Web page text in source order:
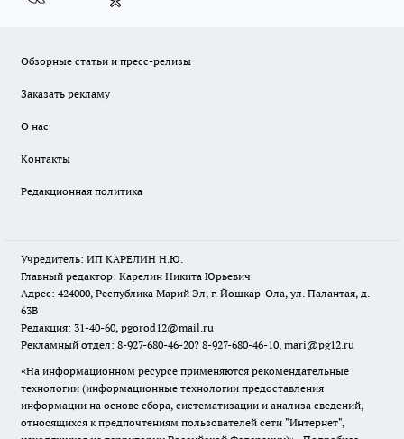
Обзорные статьи и пресс-релизы
Заказать рекламу
О нас
Контакты
Редакционная политика
Учредитель: ИП КАРЕЛИН Н.Ю.
Главный редактор: Карелин Никита Юрьевич
Адрес: 424000, Республика Марий Эл, г. Йошкар-Ола, ул. Палантая, д.
63В
Редакция: 31-40-60, pgorod12@mail.ru
Рекламный отдел: 8-927-680-46-20? 8-927-680-46-10, mari@pg12.ru
«На информационном ресурсе применяются рекомендательные
технологии (информационные технологии предоставления
информации на основе сбора, систематизации и анализа сведений,
относящихся к предпочтениям пользователей сети "Интернет",